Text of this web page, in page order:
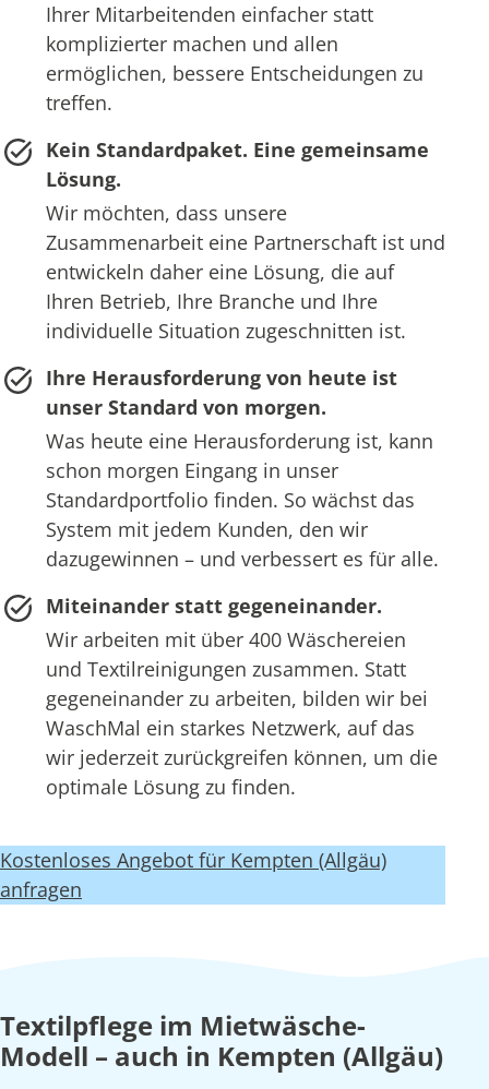
Ihrer Mitarbeitenden einfacher statt
komplizierter machen und allen
ermöglichen, bessere Entscheidungen zu
treffen.
Kein Standardpaket. Eine gemeinsame
Lösung.
Wir möchten, dass unsere
Zusammenarbeit eine Partnerschaft ist und
entwickeln daher eine Lösung, die auf
Ihren Betrieb, Ihre Branche und Ihre
individuelle Situation zugeschnitten ist.
Ihre Herausforderung von heute ist
unser Standard von morgen.
Was heute eine Herausforderung ist, kann
schon morgen Eingang in unser
Standardportfolio finden. So wächst das
System mit jedem Kunden, den wir
dazugewinnen – und verbessert es für alle.
Miteinander statt gegeneinander.
Wir arbeiten mit über 400 Wäschereien
und Textilreinigungen zusammen. Statt
gegeneinander zu arbeiten, bilden wir bei
WaschMal ein starkes Netzwerk, auf das
wir jederzeit zurückgreifen können, um die
optimale Lösung zu finden.
Kostenloses Angebot für Kempten (Allgäu)
anfragen
Textilpflege im Mietwäsche-
Modell – auch in Kempten (Allgäu)